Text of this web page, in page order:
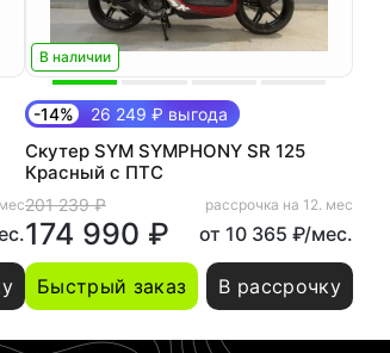
В наличии
-14% 26 249 ₽ выгода
Скутер SYM SYMPHONY SR 125
Красный с ПТС
201 239 ₽
174 990 ₽
рассрочка на 12. мес
от 10 365 ₽/мес.
Быстрый заказ В рассрочку